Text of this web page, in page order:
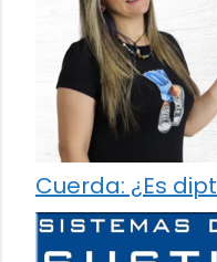
Cuerda: ¿Es